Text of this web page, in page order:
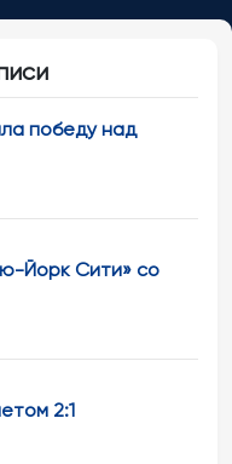
победу над
Йорк Сити» со
2:1